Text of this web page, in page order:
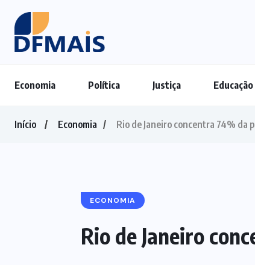
Economia Política Justiça Educação
Início Economia Rio de Janeiro concentra 74% da
ECONOMIA
Rio de Janeiro